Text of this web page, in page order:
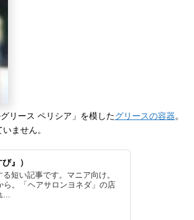
リース ペリシア」を模したグリースの容器。
ません。
』）
短い記事です。マニア向け。
。「ヘアサロンヨネダ」の店
...